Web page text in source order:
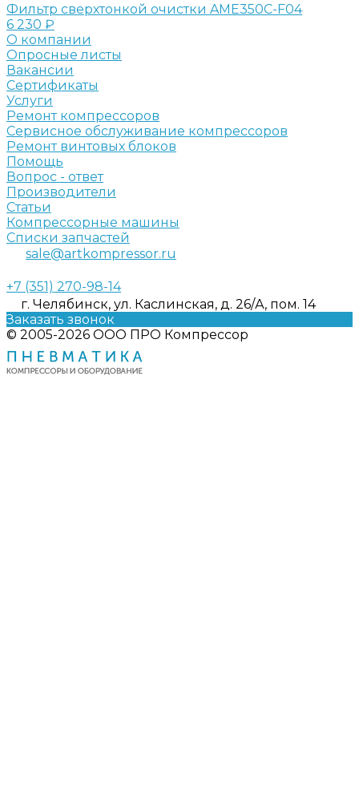
Фильтр сверхтонкой очистки AME350C-F04
6 230 ₽
О компании
Опросные листы
Вакансии
Сертификаты
Услуги
Ремонт компрессоров
Сервисное обслуживание компрессоров
Ремонт винтовых блоков
Помощь
Вопрос - ответ
Производители
Статьи
Компрессорные машины
Списки запчастей
sale@artkompressor.ru
+7 (351) 270-98-14
г. Челябинск, ул. Каслинская, д. 26/А, пом. 14
Заказать звонок
© 2005-2026 ООО ПРО Компрессор